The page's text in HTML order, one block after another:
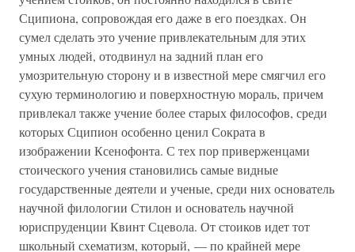
Сципиона, сопровождая его даже в его поездках. Он
сумел сделать это учение привлекательным для этих
умных людей, отодвинул на задний план его
умозрительную сторону и в известной мере смягчил его
сухую терминологию и поверхностную мораль, причем
привлекал также учение более старых философов, среди
которых Сципион особенно ценил Сократа в
изображении Ксенофонта. С тех пор приверженцами
стоического учения становились самые видные
государственные деятели и ученые, среди них основатель
научной филологии Стилон и основатель научной
юриспруденции Квинт Сцевола. От стоиков идет тот
школьный схематизм, который, — по крайней мере